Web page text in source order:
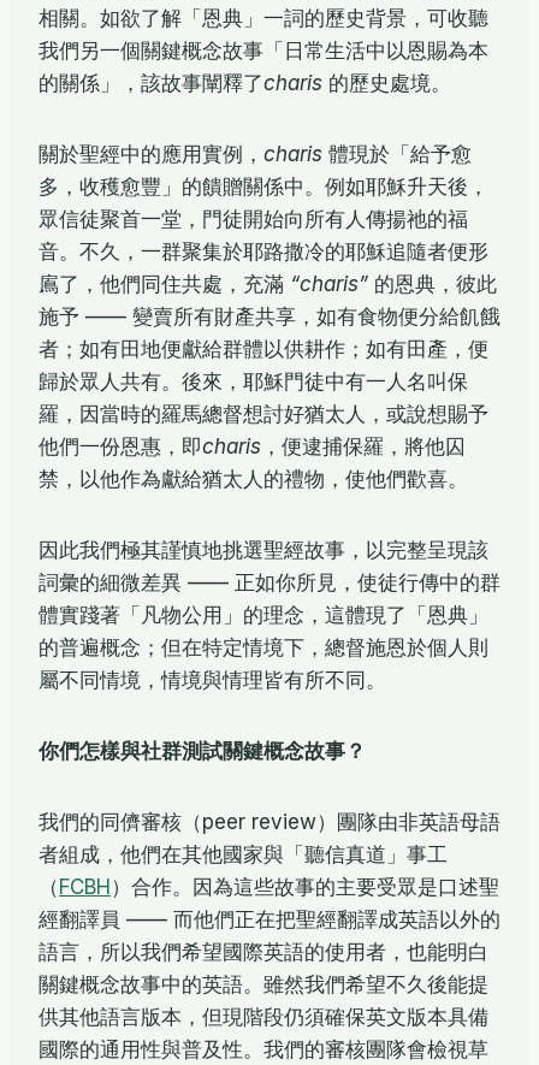
相關。如欲了解「恩典」一詞的歷史背景，可收聽
我們另一個關鍵概念故事「日常生活中以恩賜為本
的關係」，該故事闡釋了charis 的歷史處境。
關於聖經中的應用實例， charis 體現於「給予愈
多，收穫愈豐」的饋贈關係中。例如耶穌升天後，
眾信徒聚首一堂，門徒開始向所有人傳揚祂的福
音。不久，一群聚集於耶路撒冷的耶穌追隨者便形
鳸了，他們同住共處，充滿 “charis” 的恩典，彼此
施予 —— 變賣所有財產共享，如有食物便分給飢餓
者；如有田地便獻給群體以供耕作；如有田產，便
歸於眾人共有。後來，耶穌門徒中有一人名叫保
羅，因當時的羅馬總督想討好猶太人，或說想賜予
他們一份恩惠，即charis ，便逮捕保羅，將他囚
禁，以他作為獻給猶太人的禮物，使他們歡喜。
因此我們極其謹慎地挑選聖經故事，以完整呈現該
詞彙的細微差異 —— 正如你所見，使徒行傳中的群
體實踐著「凡物公用」的理念，這體現了「恩典」
的普遍概念；但在特定情境下，總督施恩於個人則
屬不同情境，情境與情理皆有所不同。
你們怎樣與社群測試關鍵概念故事？
我們的同儕審核（peer review）團隊由非英語母語
者組成，他們在其他國家與「聽信真道」事工
（ FCBH ）合作。因為這些故事的主要受眾是口述聖
經翻譯員 —— 而他們正在把聖經翻譯成英語以外的
語言，所以我們希望國際英語的使用者，也能明白
關鍵概念故事中的英語。雖然我們希望不久後能提
供其他語言版本，但現階段仍須確保英文版本具備
國際的通用性與普及性。我們的審核團隊會檢視草